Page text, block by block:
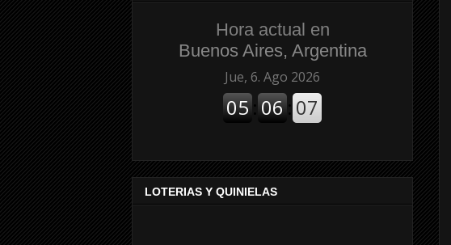
Hora actual en
Buenos Aires, Argentina
LOTERIAS Y QUINIELAS